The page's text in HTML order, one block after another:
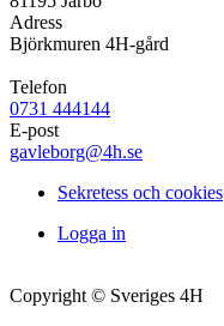
Adress
Björkmuren 4H-gård
Telefon
0731 444144
E-post
gavleborg@4h.se
Sekretess och cookies
Logga in
Copyright © Sveriges 4H